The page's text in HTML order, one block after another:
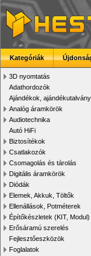
Kategóriák
3D nyomtatás
Adathordozók
Ajándékok,
Analóg áramkörök
Audiotechnika
Autó HiFi
Biztosítékok
Csatlakozók
Csomagolás és tárolás
Digitális áramkörök
Diódák
Elemek, Akkuk, Töltők
Ellenállások, Potméterek
Építőkészletek (KIT, Modul)
Erősáramú szerelés
Fejlesztőeszközök
Foglalatok